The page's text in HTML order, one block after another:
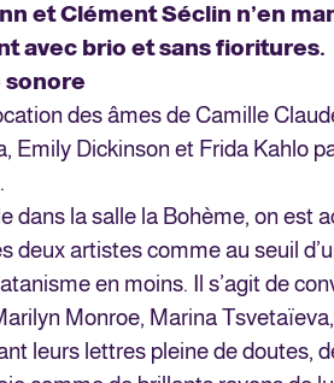
et Clément Séclin n’en
avec brio et sans fioritures.
sonore
des âmes de Camille
Emily Dickinson et Frida Kahlo
dans la salle la Bohème, on est
deux artistes comme au seuil
en moins. Il s’agit de
Monroe, Marina
leurs lettres pleine de doutes,